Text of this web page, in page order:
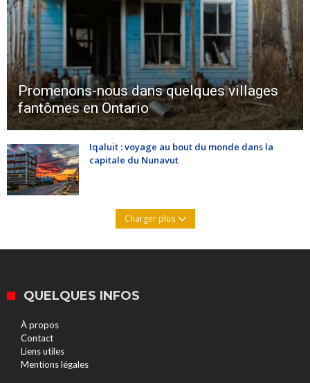
Promenons-nous dans quelques villages
fantômes en Ontario
Iqaluit : voyage au bout du monde dans la
capitale du Nunavut
Charger plus
QUELQUES INFOS
À propos
Contact
Liens utiles
Mentions légales